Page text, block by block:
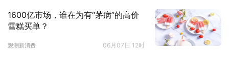
1600亿市场，谁在为有“茅病”的高价
雪糕买单？
观潮新消费 06月07日 12时